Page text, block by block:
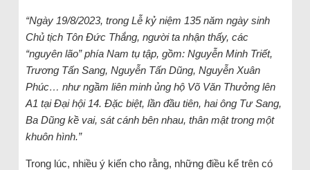
“Ngày 19/8/2023, trong Lễ kỷ niệm 135 năm ngày sinh
Chủ tịch Tôn Đức Thắng, người ta nhận thấy, các
“nguyên lão” phía Nam tụ tập, gồm: Nguyễn Minh Triết,
Trương Tấn Sang, Nguyễn Tấn Dũng, Nguyễn Xuân
Phúc… như ngầm liên minh ủng hộ Võ Văn Thưởng lên
A1 tại Đại hội 14. Đặc biệt, lần đầu tiên, hai ông Tư Sang,
Ba Dũng kề vai, sát cánh bên nhau, thân mật trong một
khuôn hình.”
Trong lúc, nhiều ý kiến cho rằng, những điều kể trên có